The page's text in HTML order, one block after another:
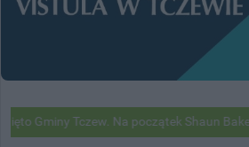
Tczew. Na początek Shaun Baker &